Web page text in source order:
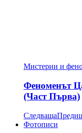
Мистерии и
Феноменът
(Част Първа)
Следваща
Фотописи